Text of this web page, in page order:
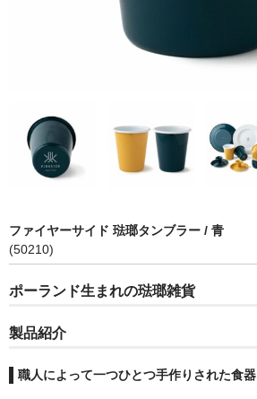
ドブレ
ファイヤーサイド 琺瑯タンブラー / 青
(50210)
ポーランド生まれの琺瑯雑貨
製品紹介
職人によって一つひとつ手作りされた食器